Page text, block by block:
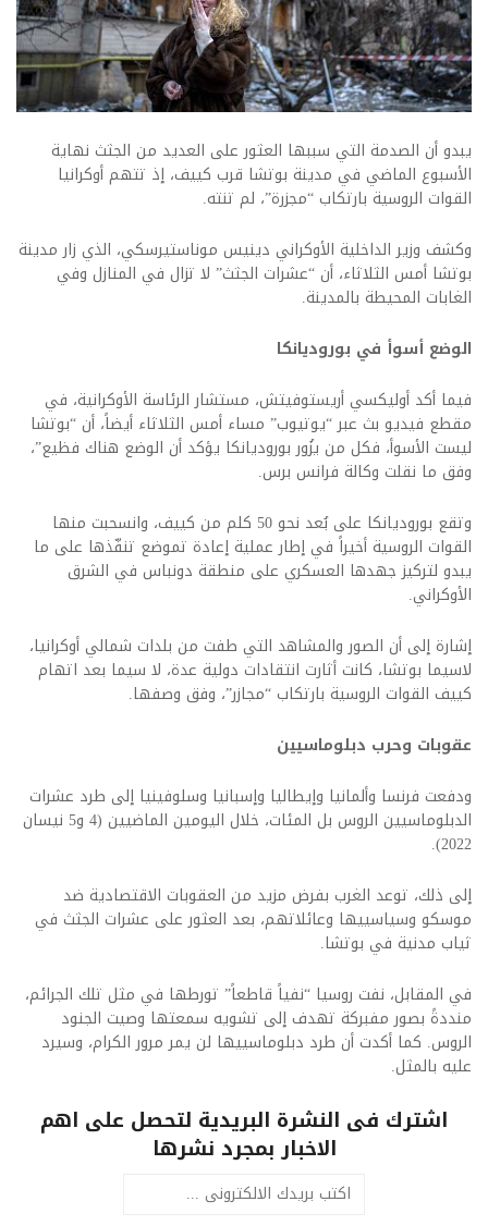
يبدو أن الصدمة التي سببها العثور على العديد من الجثث نهاية
الأسبوع الماضي في مدينة بوتشا قرب كييف، إذ تتهم أوكرانيا
القوات الروسية بارتكاب “مجزرة”، لم تنته.
وكشف وزير الداخلية الأوكراني دينيس موناستيرسكي، الذي زار مدينة
بوتشا أمس الثلاثاء، أن “عشرات الجثث” لا تزال في المنازل وفي
الغابات المحيطة بالمدينة.
الوضع أسوأ في بوروديانكا
فيما أكد أوليكسي أريستوفيتش، مستشار الرئاسة الأوكرانية، في
مقطع فيديو بث عبر “يوتيوب” مساء أمس الثلاثاء أيضاً، أن “بوتشا
ليست الأسوأ، فكل من يزُور بوروديانكا يؤكد أن الوضع هناك فظيع”،
وفق ما نقلت وكالة فرانس برس.
وتقع بوروديانكا على بُعد نحو 50 كلم من كييف، وانسحبت منها
القوات الروسية أخيراً في إطار عملية إعادة تموضع تنفّذها على ما
يبدو لتركيز جهدها العسكري على منطقة دونباس في الشرق
الأوكراني.
إشارة إلى أن الصور والمشاهد التي طفت من بلدات شمالي أوكرانيا،
لاسيما بوتشا، كانت أثارت انتقادات دولية عدة، لا سيما بعد اتهام
كييف القوات الروسية بارتكاب “مجازر”، وفق وصفها.
عقوبات وحرب دبلوماسيين
ودفعت فرنسا وألمانيا وإيطاليا وإسبانيا وسلوفينيا إلى طرد عشرات
الدبلوماسيين الروس بل المئات، خلال اليومين الماضيين (4 و5 نيسان
2022).
إلى ذلك، توعد الغرب بفرض مزيد من العقوبات الاقتصادية ضد
موسكو وسياسييها وعائلاتهم، بعد العثور على عشرات الجثث في
ثياب مدنية في بوتشا.
في المقابل، نفت روسيا “نفياً قاطعاً” تورطها في مثل تلك الجرائم،
منددةً بصور مفبركة تهدف إلى تشويه سمعتها وصيت الجنود
الروس. كما أكدت أن طرد دبلوماسييها لن يمر مرور الكرام، وسيرد
عليه بالمثل.
اشترك فى النشرة البريدية لتحصل على اهم
الاخبار بمجرد نشرها